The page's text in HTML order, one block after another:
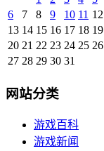
6
7 8 9 10 11 12
13 14 15 16 17 18 19
20 21 22 23 24 25 26
27 28 29 30 31
网站分类
游戏百科
游戏新闻